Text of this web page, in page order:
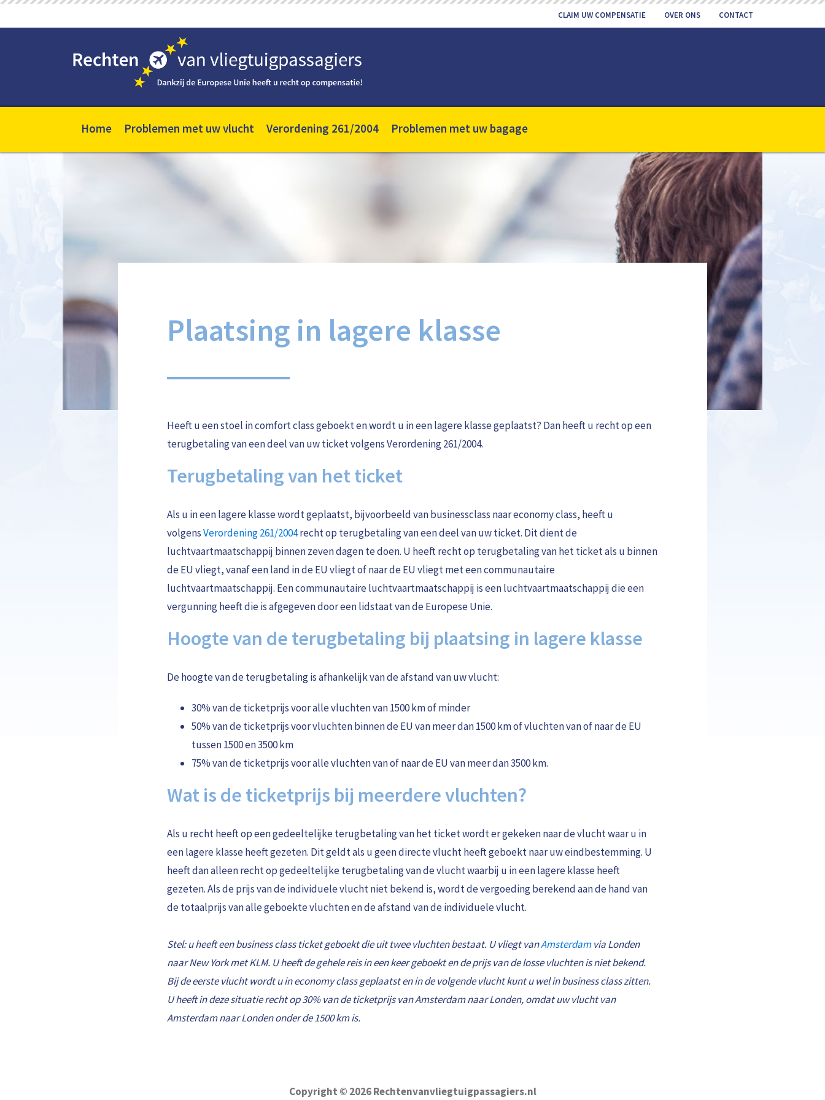
CLAIM UW COMPENSATIE OVER ONS CONTACT
Home Problemen met uw vlucht Verordening 261/2004 Problemen met uw bagage
Plaatsing in lagere klasse
Heeft u een stoel in comfort class geboekt en wordt u in een lagere klasse geplaatst? Dan heeft u recht op een
terugbetaling van een deel van uw ticket volgens Verordening 261/2004.
Terugbetaling van het ticket
Als u in een lagere klasse wordt geplaatst, bijvoorbeeld van businessclass naar economy class, heeft u
volgensVerordening 261/2004recht op terugbetaling van een deel van uw ticket. Dit dient de
luchtvaartmaatschappij binnen zeven dagen te doen. U heeft recht op terugbetaling van het ticket als u binnen
de EU vliegt, vanaf een land in de EU vliegt of naar de EU vliegt met een communautaire
luchtvaartmaatschappij. Een communautaire luchtvaartmaatschappij is een luchtvaartmaatschappij die een
vergunning heeft die is afgegeven door een lidstaat van de Europese Unie.
Hoogte van de terugbetaling bij plaatsing in lagere klasse
De hoogte van de terugbetaling is afhankelijk van de afstand van uw vlucht:
30% van de ticketprijs voor alle vluchten van 1500 km of minder
50% van de ticketprijs voor vluchten binnen de EU van meer dan 1500 km of vluchten van of naar de EU
tussen 1500 en 3500 km
75% van de ticketprijs voor alle vluchten van of naar de EU van meer dan 3500 km.
Wat is de ticketprijs bij meerdere vluchten?
Als u recht heeft op een gedeeltelijke terugbetaling van het ticket wordt er gekeken naar de vlucht waar u in
een lagere klasse heeft gezeten. Dit geldt als u geen directe vlucht heeft geboekt naar uw eindbestemming. U
heeft dan alleen recht op gedeeltelijke terugbetaling van de vlucht waarbij u in een lagere klasse heeft
gezeten. Als de prijs van de individuele vlucht niet bekend is, wordt de vergoeding berekend aan de hand van
de totaalprijs van alle geboekte vluchten en de afstand van de individuele vlucht.
Stel: u heeft een business class ticket geboekt die uit twee vluchten bestaat. U vliegt vanAmsterdamvia Londen
naar New York met KLM. U heeft de gehele reis in een keer geboekt en de prijs van de losse vluchten is niet bekend.
Bij de eerste vlucht wordt u in economy class geplaatst en in de volgende vlucht kunt u wel in business class zitten.
U heeft in deze situatie recht op 30% van de ticketprijs van Amsterdam naar Londen, omdat uw vlucht van
Amsterdam naar Londen onder de 1500 km is.
Copyright © 2026 Rechtenvanvliegtuigpassagiers.nl